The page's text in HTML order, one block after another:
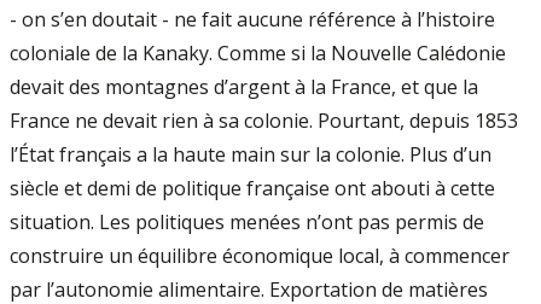
- on s’en doutait - ne fait aucune référence à l’histoire
coloniale de la Kanaky. Comme si la Nouvelle Calédonie
devait des montagnes d’argent à la France, et que la
France ne devait rien à sa colonie. Pourtant, depuis 1853
l’État français a la haute main sur la colonie. Plus d’un
siècle et demi de politique française ont abouti à cette
situation. Les politiques menées n’ont pas permis de
construire un équilibre économique local, à commencer
par l’autonomie alimentaire. Exportation de matières